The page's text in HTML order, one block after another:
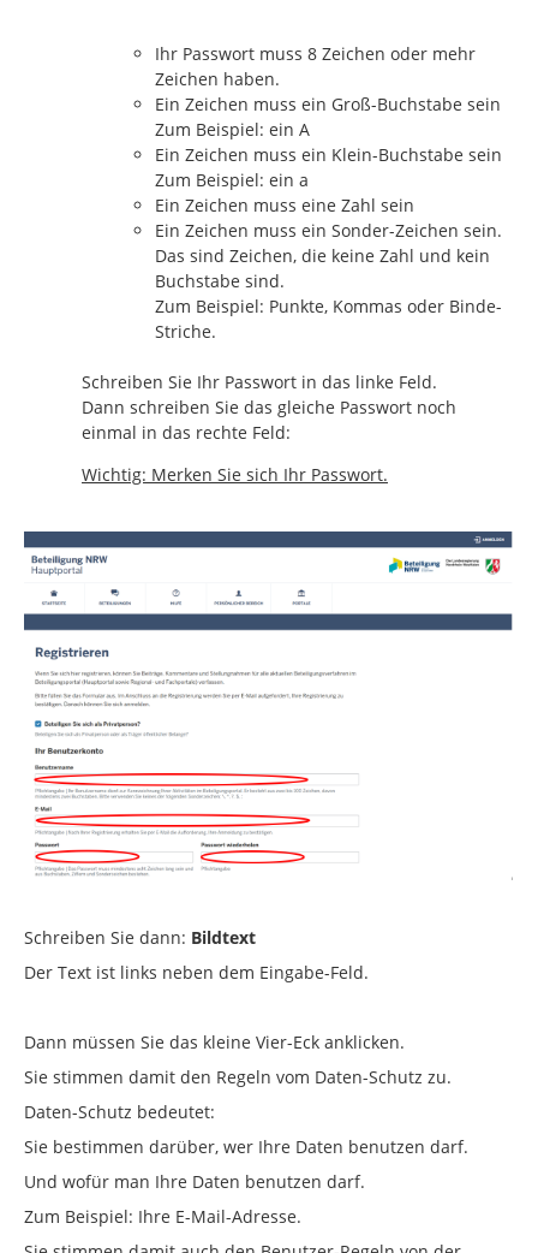
Ihr Passwort muss 8 Zeichen oder mehr
Zeichen haben.
Ein Zeichen muss ein Groß-Buchstabe sein
Zum Beispiel: ein A
Ein Zeichen muss ein Klein-Buchstabe sein
Zum Beispiel: ein a
Ein Zeichen muss eine Zahl sein
Ein Zeichen muss ein Sonder-Zeichen sein.
Das sind Zeichen, die keine Zahl und kein
Buchstabe sind.
Zum Beispiel: Punkte, Kommas oder Binde-
Striche.
Schreiben Sie Ihr Passwort in das linke Feld.
Dann schreiben Sie das gleiche Passwort noch
einmal in das rechte Feld:
Wichtig: Merken Sie sich Ihr Passwort.
Schreiben Sie dann: Bildtext
Der Text ist links neben dem Eingabe-Feld.
Dann müssen Sie das kleine Vier-Eck anklicken.
Sie stimmen damit den Regeln vom Daten-Schutz zu.
Daten-Schutz bedeutet:
Sie bestimmen darüber, wer Ihre Daten benutzen darf.
Und wofür man Ihre Daten benutzen darf.
Zum Beispiel: Ihre E-Mail-Adresse.